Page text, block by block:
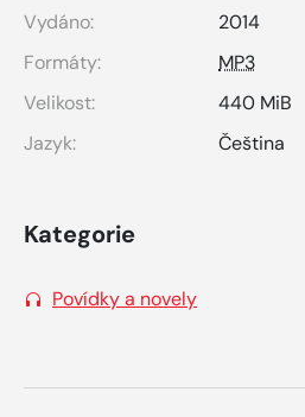
Vydáno:
2014
Formáty:
MP3
Velikost:
440 MiB
Jazyk:
Čeština
Kategorie
Povídky a novely